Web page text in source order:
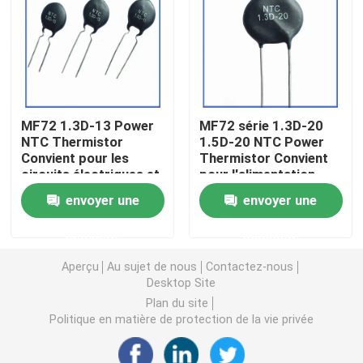
Puce de chauffage PTC
Thermistance de SMD NTC
Le thermistore NTC de puissance
Varistance CMS
MF72 1.3D-13 Power
NTC Thermistor
Convient pour les
circuits électriques et
les appareils
électroménagers
Suppression du
envoyer une
MF72 série 1.3D-20
1.5D-20 NTC Power
Thermistor Convient
pour l'alimentation
électrique à haute
puissanceenvoyer une
Aperçu Au sujet de nous
Contactez-nous
Desktop Site
Plan du site
Politique en matière de protection de la vie privée